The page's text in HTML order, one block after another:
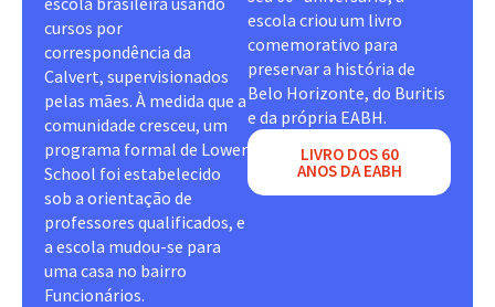
cursos por
correspondência da
Calvert, supervisionados
pelas mães. À medida que a
comunidade cresceu, um
programa formal de Lower
School foi estabelecido
sob a orientação de
professores qualificados, e
a escola mudou-se para
uma casa no bairro
Funcionários.
escola criou um livro
comemorativo para
preservar a história de
Belo Horizonte, do Buritis
e da própria EABH.
LIVRO DOS 60
ANOS DA EABH